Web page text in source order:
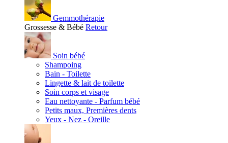
Gemmothérapie
Grossesse & Bébé Retour
Soin bébé
Shampoing
Bain - Toilette
Lingette & lait de toilette
Soin corps et visage
Eau nettoyante - Parfum bébé
Petits maux, Premières dents
Yeux - Nez - Oreille